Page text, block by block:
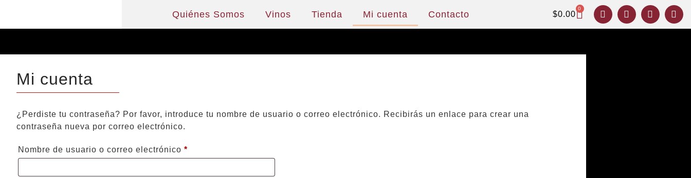
Quiénes Somos Vinos Tienda Mi cuenta Contacto $0.00
0
Mi cuenta
¿Perdiste tu contraseña? Por favor, introduce tu nombre de usuario o correo electrónico. Recibirás un enlace para crear una
contraseña nueva por correo electrónico.
Nombre de usuario o correo electrónico *